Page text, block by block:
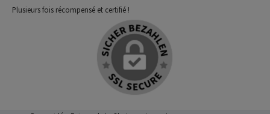
Plusieurs fois récompensé et certifié !